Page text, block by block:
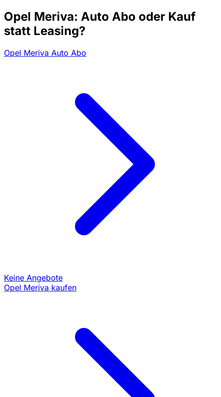
Opel Meriva: Auto Abo oder Kauf
statt Leasing?
Opel Meriva Auto Abo
Keine Angebote
Opel Meriva kaufen